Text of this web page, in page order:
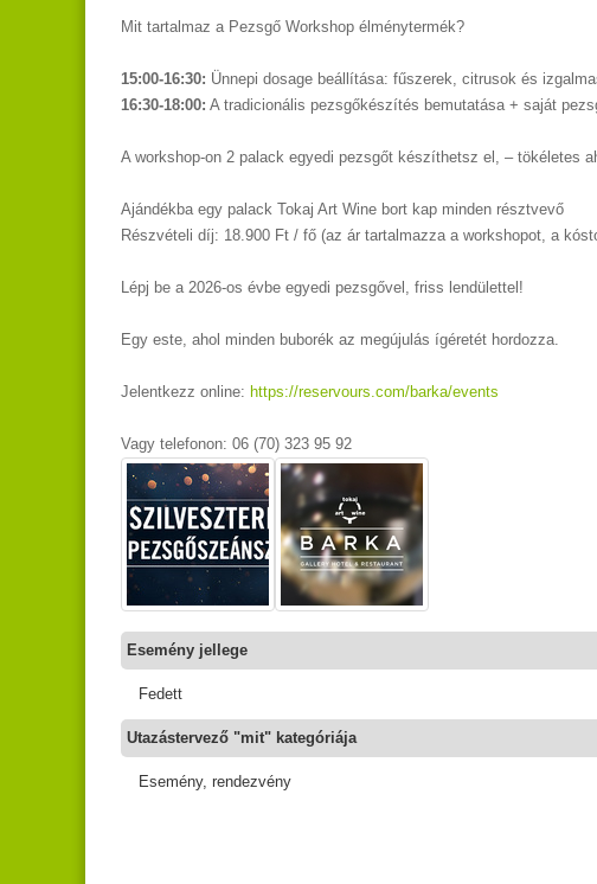
Mit tartalmaz a Pezsgő Workshop élménytermék?
15:00-16:30: Ünnepi dosage beállítása: fűszerek, citrusok és
16:30-18:00: A tradicionális pezsgőkészítés bemutatása + saját
A workshop-on 2 palack egyedi pezsgőt készíthetsz el, – tökéletes
Ajándékba egy palack Tokaj Art Wine bort kap minden résztvevő
Részvételi díj: 18.900 Ft / fő (az ár tartalmazza a workshopot, a
Lépj be a 2026-os évbe egyedi pezsgővel, friss lendülettel!
Egy este, ahol minden buborék az megújulás ígéretét hordozza.
Jelentkezz online: https://reservours.com/barka/events
Vagy telefonon: 06 (70) 323 95 92
Esemény jellege
Fedett
Utazástervező "mit" kategóriája
Esemény, rendezvény